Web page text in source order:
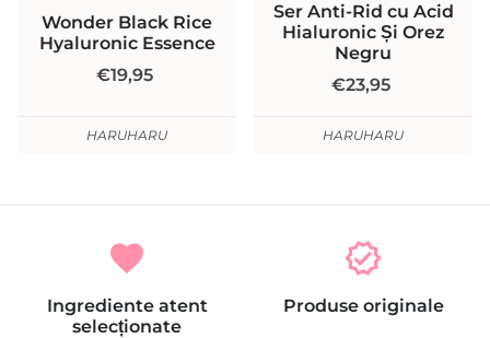
Wonder Black Rice
Hyaluronic Essence
€19,95
HARUHARU
Ser Anti-Rid cu Acid
Hialuronic Și Orez
Negru
€23,95
HARUHARU
favorite
Ingrediente atent
selecționate
verified
Produse originale